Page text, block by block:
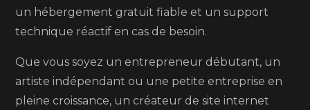
un hébergement gratuit fiable et un support
technique réactif en cas de besoin.
Que vous soyez un entrepreneur débutant, un
artiste indépendant ou une petite entreprise en
pleine croissance, un créateur de site internet